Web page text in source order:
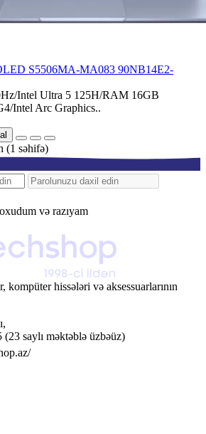
S5506MA-MA083 90NB14E2-
Intel Ultra 5 125H/RAM 16GB
Intel Arc Graphics..
(1 səhifə)
və razıyam
hissələri və aksessuarlarının
,
(23 saylı məktəblə üzbəüz)